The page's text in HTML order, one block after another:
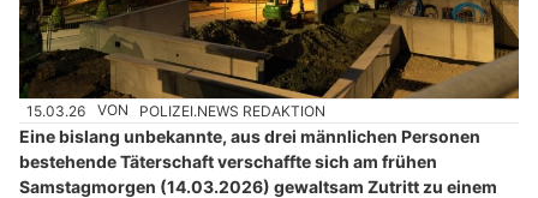
15.03.26 VON POLIZEI.NEWS REDAKTION
Eine bislang unbekannte, aus drei männlichen Personen
bestehende Täterschaft verschaffte sich am frühen
Samstagmorgen (14.03.2026) gewaltsam Zutritt zu einem